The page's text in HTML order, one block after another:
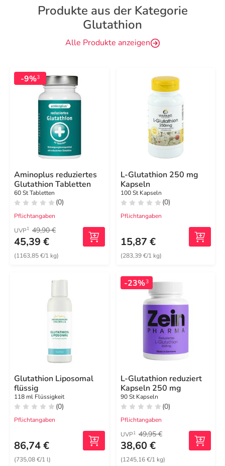
Produkte aus der Kategorie
Glutathion
Alle Produkte anzeigen
-9%3
Aminoplus reduziertes
Glutathion Tabletten
60 St Tabletten
(0)
Pflichtangaben
UVP1 49,90 €
45,39 €
(1163,85 €/1 kg)
L-Glutathion 250 mg
Kapseln
100 St Kapseln
(0)
Pflichtangaben
15,87 €
(283,39 €/1 kg)
Glutathion Liposomal
flüssig
118 ml Flüssigkeit
(0)
Pflichtangaben
86,74 €
(735,08 €/1 l)
-23%3
L-Glutathion reduziert
Kapseln 250 mg
90 St Kapseln
(0)
Pflichtangaben
UVP1 49,95 €
38,60 €
(1245,16 €/1 kg)